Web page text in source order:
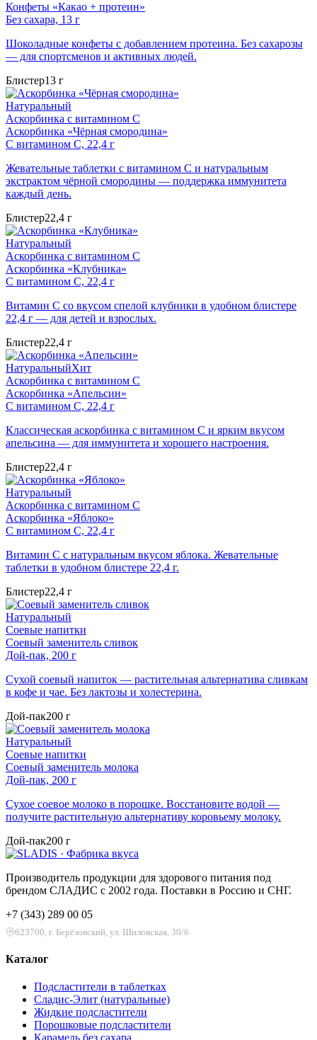
Конфеты «Какао + протеин»
Без сахара, 13 г
Шоколадные конфеты с добавлением протеина. Без сахарозы
— для спортсменов и активных людей.
Блистер13 г
Натуральный
Аскорбинка с витамином C
Аскорбинка «Чёрная смородина»
С витамином C, 22,4 г
Жевательные таблетки с витамином C и натуральным
экстрактом чёрной смородины — поддержка иммунитета
каждый день.
Блистер22,4 г
Натуральный
Аскорбинка с витамином C
Аскорбинка «Клубника»
С витамином C, 22,4 г
Витамин C со вкусом спелой клубники в удобном блистере
22,4 г — для детей и взрослых.
Блистер22,4 г
НатуральныйХит
Аскорбинка с витамином C
Аскорбинка «Апельсин»
С витамином C, 22,4 г
Классическая аскорбинка с витамином C и ярким вкусом
апельсина — для иммунитета и хорошего настроения.
Блистер22,4 г
Натуральный
Аскорбинка с витамином C
Аскорбинка «Яблоко»
С витамином C, 22,4 г
Витамин C с натуральным вкусом яблока. Жевательные
таблетки в удобном блистере 22,4 г.
Блистер22,4 г
Натуральный
Соевые напитки
Соевый заменитель сливок
Дой-пак, 200 г
Сухой соевый напиток — растительная альтернатива сливкам
в кофе и чае. Без лактозы и холестерина.
Дой-пак200 г
Натуральный
Соевые напитки
Соевый заменитель молока
Дой-пак, 200 г
Сухое соевое молоко в порошке. Восстановите водой —
получите растительную альтернативу коровьему молоку.
Дой-пак200 г
Производитель продукции для здорового питания под
брендом СЛАДИС с 2002 года. Поставки в Россию и СНГ.
+7 (343) 289 00 05
623700, г. Берёзовский, ул. Шиловская, 30/б
Каталог
Подсластители в таблетках
Сладис-Элит (натуральные)
Жидкие подсластители
Порошковые подсластители